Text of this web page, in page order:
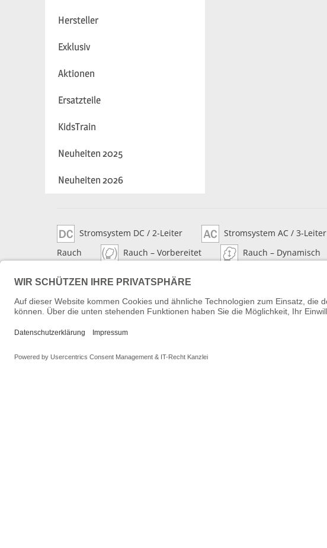
Hersteller
Exklusiv
Aktionen
Ersatzteile
KidsTrain
Neuheiten 2025
Neuheiten 2026
Stromsystem DC / 2-Leiter Stromsystem AC / 3-Leiter
Rauch
Rauch – Vorbereitet Rauch – Dynamisch